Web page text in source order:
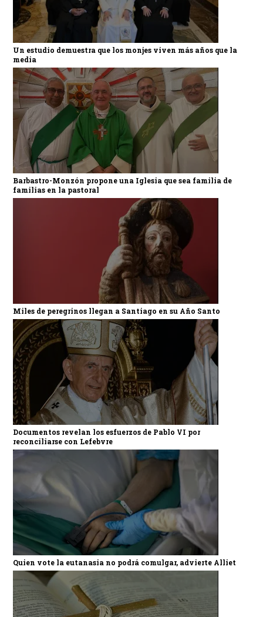
Un estudio demuestra que los monjes viven más años que la
media
Barbastro-Monzón propone una Iglesia que sea familia de
familias en la pastoral
Miles de peregrinos llegan a Santiago en su Año Santo
Documentos revelan los esfuerzos de Pablo VI por
reconciliarse con Lefebvre
Quien vote la eutanasia no podrá comulgar, advierte Alliet